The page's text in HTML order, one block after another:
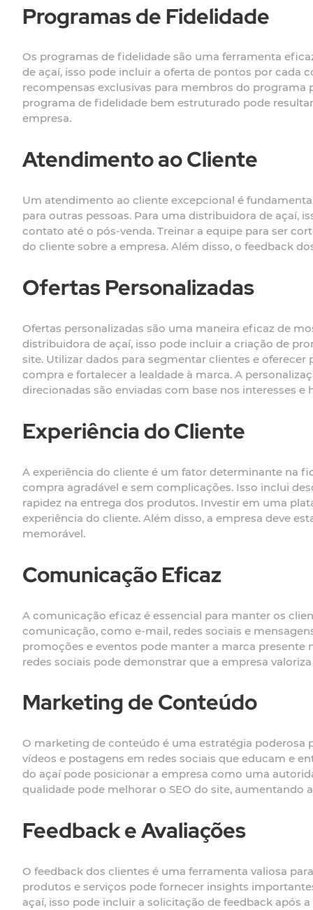
Programas de Fidelidade
Os programas de fidelidade são uma ferramenta
de açaí, isso pode incluir a oferta de pontos por cada
recompensas exclusivas para membros do
programa de fidelidade bem estruturado pode
empresa.
Atendimento ao Cliente
Um atendimento ao cliente excepcional é
para outras pessoas. Para uma distribuidora de açaí,
contato até o pós-venda. Treinar a equipe para ser
do cliente sobre a empresa. Além disso, o feedback
Ofertas Personalizadas
Ofertas personalizadas são uma maneira eficaz de
distribuidora de açaí, isso pode incluir a criação de
site. Utilizar dados para segmentar clientes e
compra e fortalecer a lealdade à marca. A
direcionadas são enviadas com base nos interesses
Experiência do Cliente
A experiência do cliente é um fator determinante na
compra agradável e sem complicações. Isso inclui
rapidez na entrega dos produtos. Investir em uma
experiência do cliente. Além disso, a empresa deve
memorável.
Comunicação Eficaz
A comunicação eficaz é essencial para manter os
comunicação, como e-mail, redes sociais e
promoções e eventos pode manter a marca
redes sociais pode demonstrar que a empresa
Marketing de Conteúdo
O marketing de conteúdo é uma estratégia poderosa
vídeos e postagens em redes sociais que educam e
do açaí pode posicionar a empresa como uma
qualidade pode melhorar o SEO do site, aumentando
Feedback e Avaliações
O feedback dos clientes é uma ferramenta valiosa
produtos e serviços pode fornecer insights
açaí, isso pode incluir a solicitação de feedback após